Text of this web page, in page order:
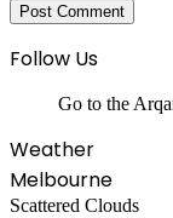
Follow Us
Go to the
Weather
Melbourne
Scattered Clouds